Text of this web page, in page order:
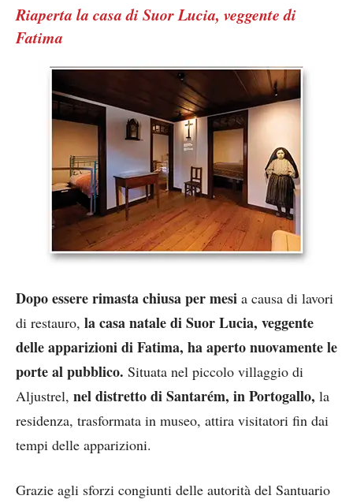
Riaperta la casa di Suor Lucia, veggente di
Fatima
Dopo essere rimasta chiusa per mesi a causa di lavori
di restauro, la casa natale di Suor Lucia, veggente
delle apparizioni di Fatima, ha aperto nuovamente le
porte al pubblico. Situata nel piccolo villaggio di
Aljustrel, nel distretto di Santarém, in Portogallo, la
residenza, trasformata in museo, attira visitatori fin dai
tempi delle apparizioni.
Grazie agli sforzi congiunti delle autorità del Santuario